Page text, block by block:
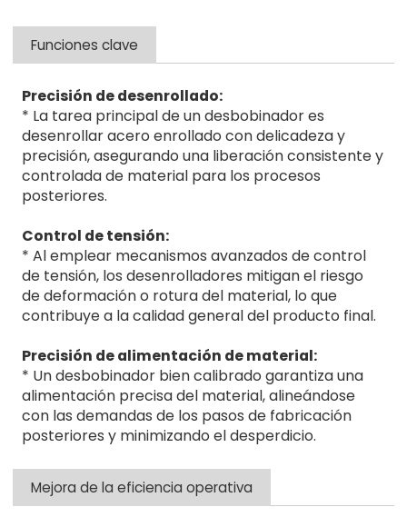
Funciones clave
Precisión de desenrollado:
* La tarea principal de un desbobinador es
desenrollar acero enrollado con delicadeza y
precisión, asegurando una liberación consistente y
controlada de material para los procesos
posteriores.
Control de tensión:
* Al emplear mecanismos avanzados de control
de tensión, los desenrolladores mitigan el riesgo
de deformación o rotura del material, lo que
contribuye a la calidad general del producto final.
Precisión de alimentación de material:
* Un desbobinador bien calibrado garantiza una
alimentación precisa del material, alineándose
con las demandas de los pasos de fabricación
posteriores y minimizando el desperdicio.
Mejora de la eficiencia operativa